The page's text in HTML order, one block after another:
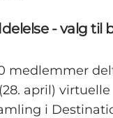
- valg til
medlemmer
april) virtuelle
i